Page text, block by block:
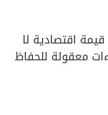
اقتصادية لا
معقولة للحفاظ